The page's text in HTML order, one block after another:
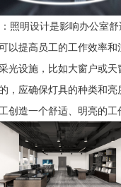
照明设计是影响办公室
以提高员工的工作效率
光设施，比如大窗户或
，应确保灯具的种类和
创造一个舒适、明亮的工